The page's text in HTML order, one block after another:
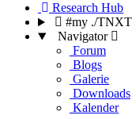
Research Hub
#my ./TNXT
Navigator
Forum
Blogs
Galerie
Downloads
Kalender